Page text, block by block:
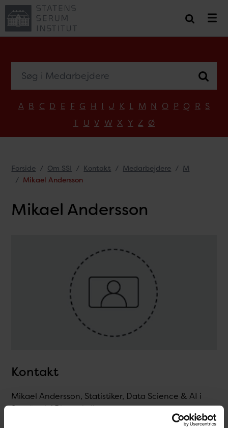
A B C D E F G H I J K L M N O P Q R S
T U V W X Y Z Ø
Forside Om SSI Kontakt Medarbejdere
M
Mikael Andersson
Mikael Andersson
Kontakt
Mikael Andersson, Statistiker, Data Science & AI i
Sundhed / Biostatistik